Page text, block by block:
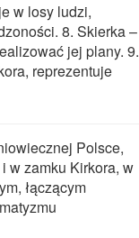
w losy ludzi,
8. Skierka –
jej plany. 9.
reprezentuje
Polsce,
w zamku Kirkora, w
łączącym